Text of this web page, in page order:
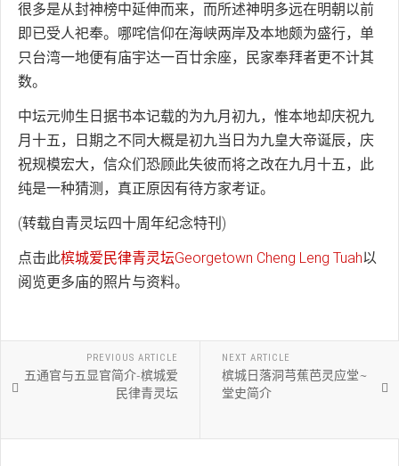
很多是从封神榜中延伸而来，而所述神明多远在明朝以前
即已受人祀奉。哪咤信仰在海峡两岸及本地颇为盛行，单
只台湾一地便有庙宇达一百廿余座，民家奉拜者更不计其
数。
中坛元帅生日据书本记载的为九月初九，惟本地却庆祝九
月十五，日期之不同大概是初九当日为九皇大帝诞辰，庆
祝规模宏大，信众们恐顾此失彼而将之改在九月十五，此
纯是一种猜测，真正原因有待方家考证。
(转载自青灵坛四十周年纪念特刊)
点击此槟城爱民律青灵坛Georgetown Cheng Leng Tuah以
阅览更多庙的照片与资料。
PREVIOUS ARTICLE
五通官与五显官简介-槟城爱
民律青灵坛
NEXT ARTICLE
槟城日落洞芎蕉芭灵应堂~
堂史简介